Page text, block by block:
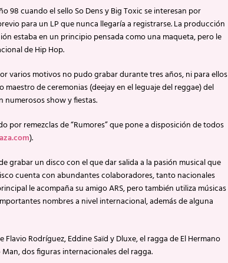
cuando el sello So Dens y Big Toxic se interesan por
para un LP que nunca llegaría a registrarse. La producción
estaba en un principio pensada como una maqueta, pero le
de Hip Hop.
varios motivos no pudo grabar durante tres años, ni para ellos
de ceremonias (deejay en el leguaje del reggae) del
numerosos show y fiestas.
por remezclas de “Rumores” que pone a disposición de todos
).
un disco con el que dar salida a la pasión musical que
cuenta con abundantes colaboradores, tanto nacionales
le acompaña su amigo ARS, pero también utiliza músicas
nombres a nivel internacional, además de alguna
Rodríguez, Eddine Saïd y Dluxe, el ragga de El Hermano
dos figuras internacionales del ragga.